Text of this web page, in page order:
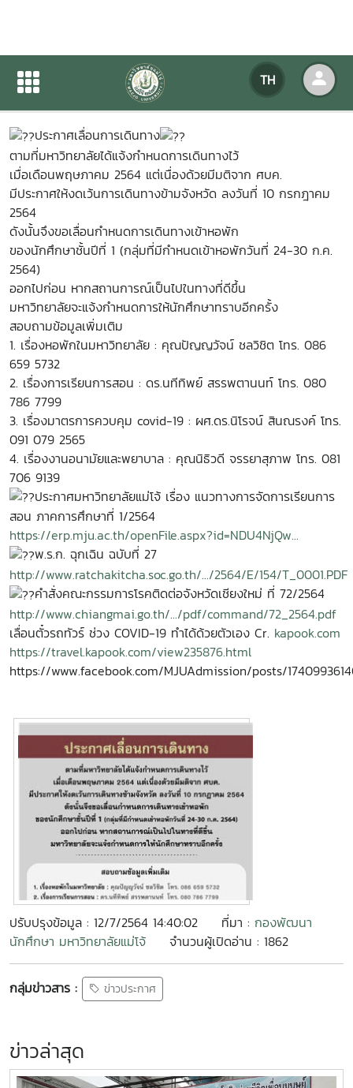
TH
ประกาศเลื่อนการเดินทาง
รายละเอียดข่าวสาร
ประกาศเลื่อนการเดินทาง
ตามที่มหาวิทยาลัยได้แจ้งกำหนดการเดินทางไว้
เมื่อเดือนพฤษภาคม 2564 แต่เนื่องด้วยมีมติจาก ศบค.
มีประกาศให้งดเว้นการเดินทางข้ามจังหวัด ลงวันที่ 10 กรกฎาคม
2564
ดังนั้นจึงขอเลื่อนกำหนดการเดินทางเข้าหอพัก
ของนักศึกษาชั้นปีที่ 1 (กลุ่มที่มีกำหนดเข้าหอพักวันที่ 24-30 ก.ค.
2564)
ออกไปก่อน หากสถานการณ์เป็นไปในทางที่ดีขึ้น
มหาวิทยาลัยจะแจ้งกำหนดการให้นักศึกษาทราบอีกครั้ง
สอบถามข้อมูลเพิ่มเติม
1. เรื่องหอพักในมหาวิทยาลัย : คุณปัญญวัจน์ ชลวิชิต โทร. 086
659 5732
2. เรื่องการเรียนการสอน : ดร.นทีทิพย์ สรรพตานนท์ โทร. 080
786 7799
3. เรื่องมาตรการควบคุม covid-19 : ผศ.ดร.นิโรจน์ สินณรงค์ โทร.
091 079 2565
4. เรื่องงานอนามัยและพยาบาล : คุณนิธิวดี จรรยาสุภาพ โทร. 081
706 9139
ประกาศมหาวิทยาลัยแม่โจ้ เรื่อง แนวทางการจัดการเรียนการ
สอน ภาคการศึกษาที่ 1/2564
https://erp.mju.ac.th/openFile.aspx?id=NDU4NjQw...
พ.ร.ก. ฉุกเฉิน ฉบับที่ 27
http://www.ratchakitcha.soc.go.th/.../2564/E/154/T_0001.PDF
คำสั่งคณะกรรมการโรคติดต่อจังหวัดเชียงใหม่ ที่ 72/2564
http://www.chiangmai.go.th/.../pdf/command/72_2564.pdf
เลื่อนตั๋วรถทัวร์ ช่วง COVID-19 ทำได้ด้วยตัวเอง Cr. kapook.com
https://travel.kapook.com/view235876.html
https://www.facebook.com/MJUAdmission/posts/
ปรับปรุงข้อมูล : 12/7/2564 14:40:02 ที่มา : กองพัฒนา
นักศึกษา มหาวิทยาลัยแม่โจ้
จำนวนผู้เปิดอ่าน : 1862
กลุ่มข่าวสาร : ข่าวประกาศ
ข่าวล่าสุด